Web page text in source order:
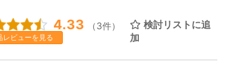
4.33 （3件）
レビューを見る
検討リストに追
加